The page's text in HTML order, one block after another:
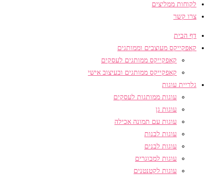
לקוחות ממליצים
צרו קשר
דף הבית
קאפקייקס מעוצבים וממותגים
קאפקייקס ממותגים לעסקים
קאפקייקס ממותגים ובעיצוב אישי
גלריית עוגות
עוגות ממותגות לעסקים
עוגות גן
עוגות עם תמונה אכילה
עוגות לבנות
עוגות לבנים
עוגות למבוגרים
עוגות לקטנטנים